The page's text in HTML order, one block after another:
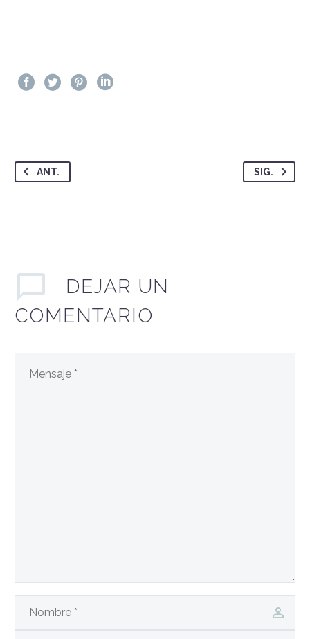
ANT. SIG.
DEJAR UN
COMENTARIO